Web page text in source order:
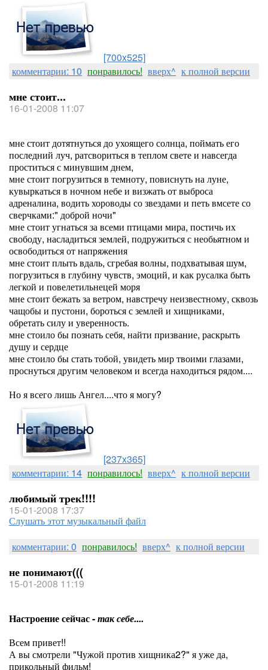
[700x525]
комментарии: 10 понравилось! вверх^ к полной версии
мне стоит...
16-01-2008 11:07
мне стоит дотятнуться до ухоящего солнца, поймать его
последний луч, ратсвориться в теплом свете и навсегда
проститься с минувшим днем,
мне стоит погрузиться в темноту, повиснуть на луне,
кувыркаться в ночном небе и визжать от выброса
адреналина, водить хороводы со звездами и петь вмсете со
сверчками:" доброй ночи"
мне стоит угнаться за всеми птицами мира, постичь их
свободу, насладиться землей, подружиться с необьятном и
освободиться от напряжения
мне стоит плыть вдаль, сгребая волны, подхватывая шум,
погрузиться в глубину чувств, эмоций, и как русалка быть
легкой и повелетильнецей моря
мне стоит бежать за ветром, навстречу неизвестному, сквозь
чащобы и пустони, бороться с землей и хищниками,
обретать силу и уверенность.
мне стоило бы познать себя, найти призвание, раскрыть
душу и сердце
мне стоило бы стать тобой, увидеть мир твоими глазами,
проснуться другим человеком и всегда находиться рядом....
Но я всего лишь Ангел....что я могу?
[237x365]
комментарии: 14 понравилось! вверх^ к полной версии
любимый трек!!!!
15-01-2008 17:37
Слушать этот музыкальный файл
комментарии: 0 понравилось! вверх^ к полной версии
не понимают(((
15-01-2008 11:19
Настроение сейчас -так себе....
Всем привет!!
А вы смотрели "Чужой против хищника2?" я уже да,
прикольный фильм!